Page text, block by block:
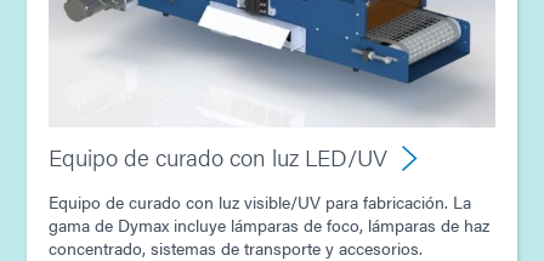
Equipo de curado con luz LED/UV
Equipo de curado con luz visible/UV para fabricación. La
gama de Dymax incluye lámparas de foco, lámparas de haz
concentrado, sistemas de transporte y accesorios.